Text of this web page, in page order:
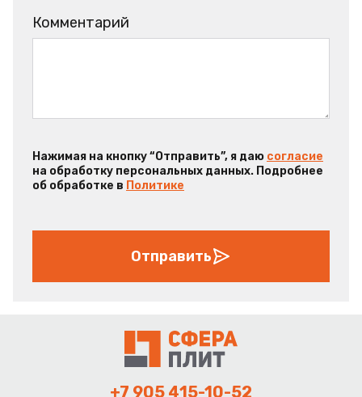
Комментарий
Нажимая на кнопку “Отправить”, я даю согласие
на обработку персональных данных. Подробнее
об обработке в Политике
Отправить
+7 905 415-10-52